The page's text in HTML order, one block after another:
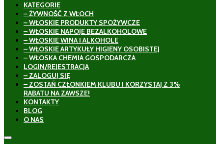
KATEGORIE
– ŻYWNOŚĆ Z WŁOCH
– WŁOSKIE PRODUKTY SPOŻYWCZE
– WŁOSKIE NAPOJE BEZALKOHOLOWE
– WŁOSKIE WINA I ALKOHOLE
– WŁOSKIE ARTYKUŁY HIGIENY OSOBISTEJ
– WŁOSKA CHEMIA GOSPODARCZA
LOGIN/REJESTRACJA
– ZALOGUJ SIĘ
– ZOSTAŃ CZŁONKIEM KLUBU I KORZYSTAJ Z 3%
RABATU NA ZAWSZE!
KONTAKTY
BLOG
O NAS